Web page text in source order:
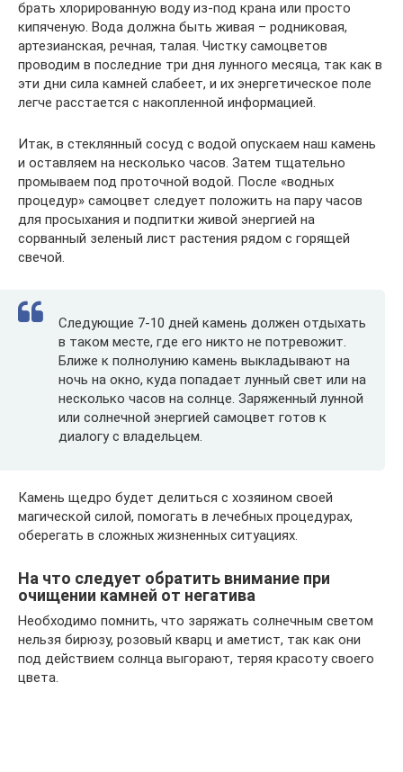
брать хлорированную воду из-под крана или просто
кипяченую. Вода должна быть живая – родниковая,
артезианская, речная, талая. Чистку самоцветов
проводим в последние три дня лунного месяца, так как в
эти дни сила камней слабеет, и их энергетическое поле
легче расстается с накопленной информацией.
Итак, в стеклянный сосуд с водой опускаем наш камень
и оставляем на несколько часов. Затем тщательно
промываем под проточной водой. После «водных
процедур» самоцвет следует положить на пару часов
для просыхания и подпитки живой энергией на
сорванный зеленый лист растения рядом с горящей
свечой.
Следующие 7-10 дней камень должен отдыхать
в таком месте, где его никто не потревожит.
Ближе к полнолунию камень выкладывают на
ночь на окно, куда попадает лунный свет или на
несколько часов на солнце. Заряженный лунной
или солнечной энергией самоцвет готов к
диалогу с владельцем.
Камень щедро будет делиться с хозяином своей
магической силой, помогать в лечебных процедурах,
оберегать в сложных жизненных ситуациях.
На что следует обратить внимание при
очищении камней от негатива
Необходимо помнить, что заряжать солнечным светом
нельзя бирюзу, розовый кварц и аметист, так как они
под действием солнца выгорают, теряя красоту своего
цвета.